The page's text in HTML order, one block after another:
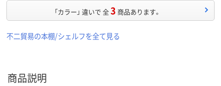
「カラー」 違いで 全3 商品あります。
不二貿易の本棚/シェルフを全て見る
商品説明